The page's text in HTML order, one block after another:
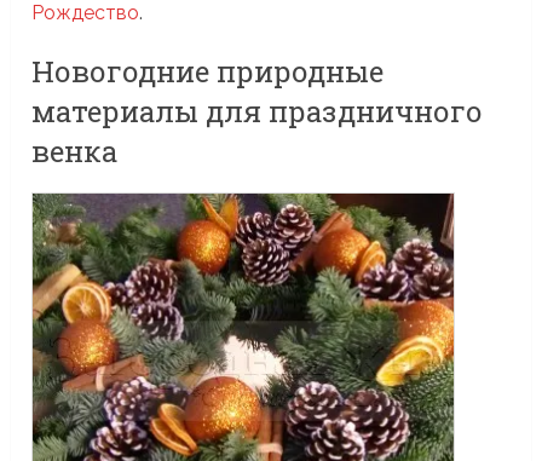
Рождество.
Новогодние природные
материалы для праздничного
венка